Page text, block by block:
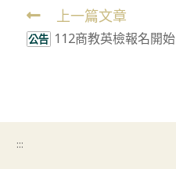
Read
more
上一篇文章
公告 112商教英檢報名開始
:::